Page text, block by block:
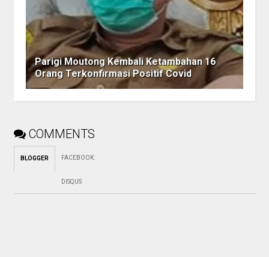
Parigi Moutong Kembali Ketambahan 16
Orang Terkonfirmasi Positif Covid
COMMENTS
BLOGGER FACEBOOK:
DISQUS